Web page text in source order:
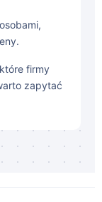
firmy
zapytać